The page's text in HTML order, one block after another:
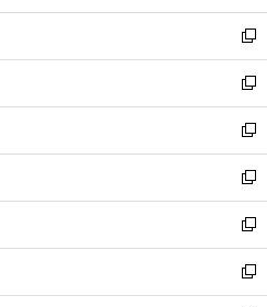
開
く
ウ
で
開
く
ン
ド
ウ
で
開
く
ウ
ィ
ン
ド
ウ
で
開
く
新
し
い
ウ
ィ
ン
ド
ウ
で
開
く
新
し
い
ウ
ィ
ン
ド
ウ
で
開
新
し
い
ウ
ィ
ン
ド
ウ
新
し
い
ウ
ィ
ン
新
し
い
ウ
新
し